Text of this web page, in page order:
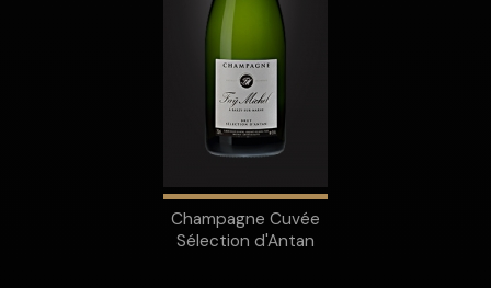
Champagne Cuvée
Sélection d'Antan